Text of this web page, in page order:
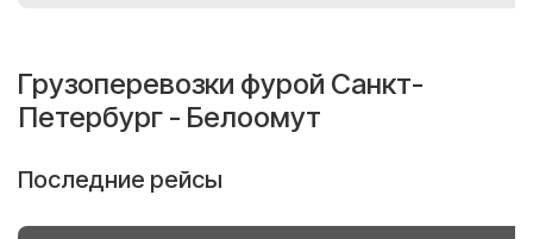
Грузоперевозки фурой Санкт-
Петербург - Белоомут
Последние рейсы